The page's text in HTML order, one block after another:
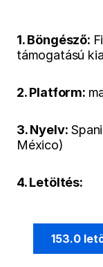
1. Böngésző:
támogatású
2. Platform:
3. Nyelv:
México)
4. Letöltés:
153.0